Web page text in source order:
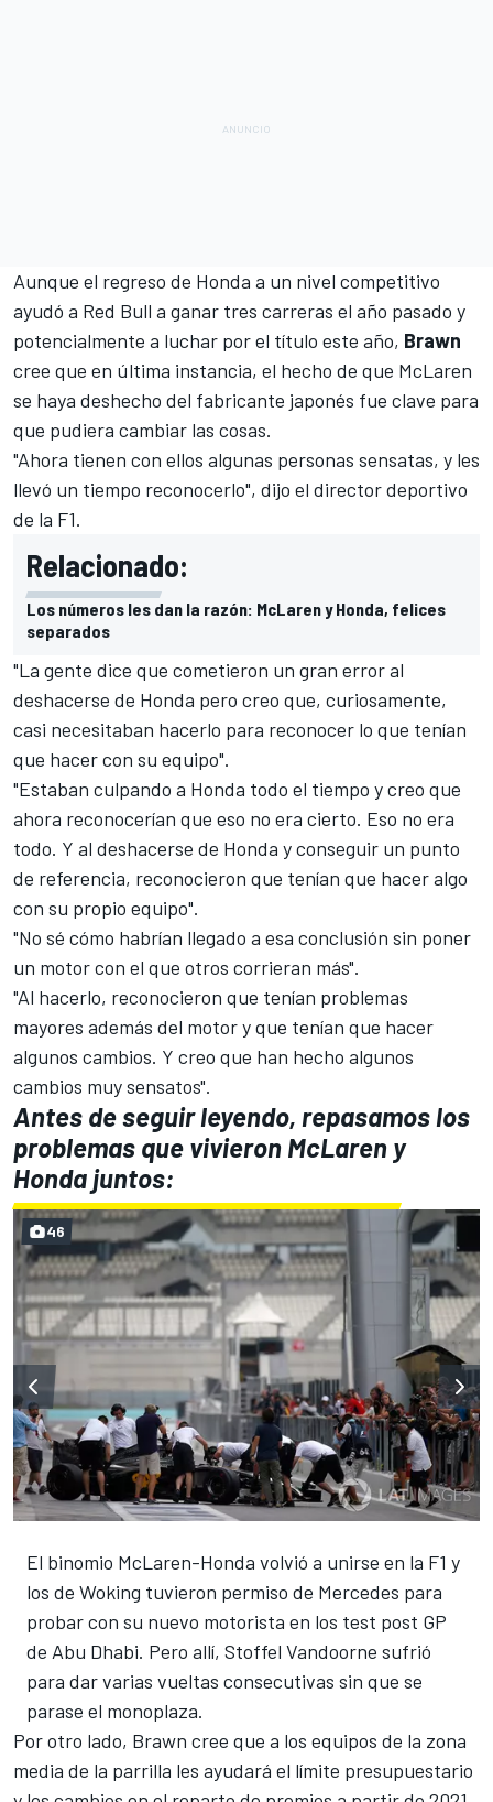
Aunque el regreso de Honda a un nivel competitivo
ayudó a Red Bull a ganar tres carreras el año pasado y
potencialmente a luchar por el título este año, Brawn
cree que en última instancia, el hecho de que McLaren
se haya deshecho del fabricante japonés fue clave para
que pudiera cambiar las cosas.
"Ahora tienen con ellos algunas personas sensatas, y les
llevó un tiempo reconocerlo", dijo el director deportivo
de la F1.
Relacionado:
Los números les dan la razón: McLaren y Honda, felices
separados
"La gente dice que cometieron un gran error al
deshacerse de Honda pero creo que, curiosamente,
casi necesitaban hacerlo para reconocer lo que tenían
que hacer con su equipo".
"Estaban culpando a Honda todo el tiempo y creo que
ahora reconocerían que eso no era cierto. Eso no era
todo. Y al deshacerse de Honda y conseguir un punto
de referencia, reconocieron que tenían que hacer algo
con su propio equipo".
"No sé cómo habrían llegado a esa conclusión sin poner
un motor con el que otros corrieran más".
"Al hacerlo, reconocieron que tenían problemas
mayores además del motor y que tenían que hacer
algunos cambios. Y creo que han hecho algunos
cambios muy sensatos".
Antes de seguir leyendo, repasamos los
problemas que vivieron McLaren y
Honda juntos:
El binomio McLaren-Honda volvió a unirse en la F1 y
los de Woking tuvieron permiso de Mercedes para
probar con su nuevo motorista en los test post GP
de Abu Dhabi. Pero allí, Stoffel Vandoorne sufrió
para dar varias vueltas consecutivas sin que se
parase el monoplaza.
46
Por otro lado, Brawn cree que a los equipos de la zona
media de la parrilla les ayudará el límite presupuestario